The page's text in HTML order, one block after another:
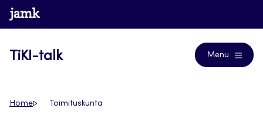
Siirry
suoraan
www.jamk.fi
TiKI-talk Menu
Home Toimituskunta